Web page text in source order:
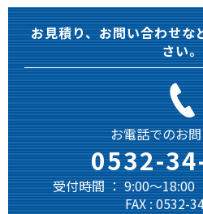
お見積り、お問い合わせな
さい。
お電話でのお
0532-
受付時間 ： 9:00～18:00
FAX : 0532-